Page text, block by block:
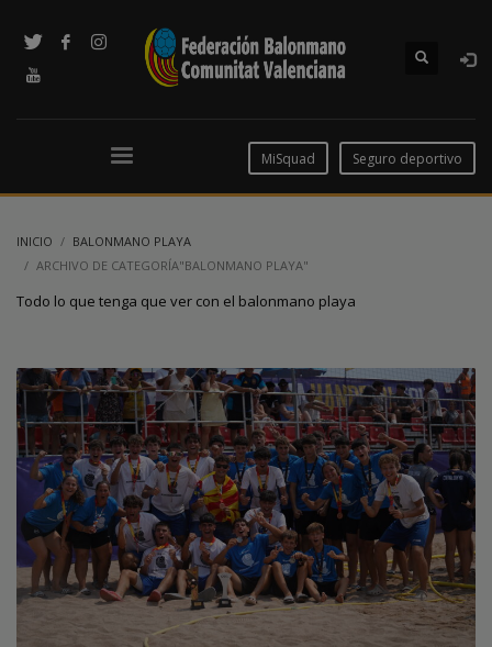
MiSquad Seguro deportivo
INICIO
BALONMANO PLAYA
ARCHIVO DE CATEGORÍA"BALONMANO PLAYA"
Todo lo que tenga que ver con el balonmano playa